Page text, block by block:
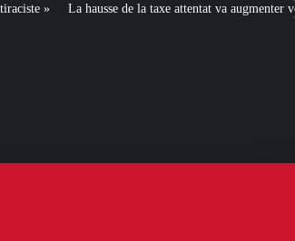
taxe attentat va augmenter votre assurance en 2027